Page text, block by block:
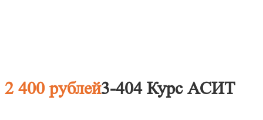
3-404 Курс АСИТ
2 400 рублей